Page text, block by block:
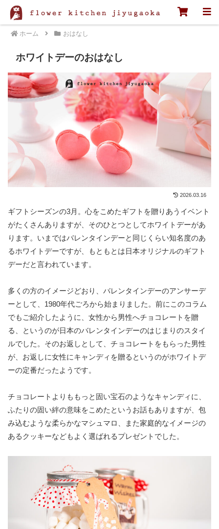
ホーム おはなし
ホワイトデーのおはなし
2026.03.16
ギフトシーズンの3月。心をこめたギフトを贈りあうイベント
がたくさんありますが、そのひとつとしてホワイトデーがあ
ります。いまではバレンタインデーと同じくらい知名度のあ
るホワイトデーですが、もともとは日本オリジナルのギフト
デーだと言われています。
多くの方のイメージどおり、バレンタインデーのアンサーデ
ーとして、1980年代ごろから始まりました。前にこのコラム
でもご紹介したように、女性から男性へチョコレートを贈
る、というのが日本のバレンタインデーのはじまりのスタイ
ルでした。そのお返しとして、チョコレートをもらった男性
が、お返しに女性にキャンディを贈るというのがホワイトデ
ーの定番だったようです。
チョコレートよりももっと固い宝石のようなキャンディに、
ふたりの固い絆の意味をこめたというお話もありますが、包
み込むような柔らかなマシュマロ、また家庭的なイメージの
あるクッキーなどもよく選ばれるプレゼントでした。